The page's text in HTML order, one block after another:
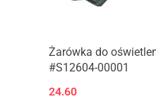
Żarówka do
#S12604-00001
24.60